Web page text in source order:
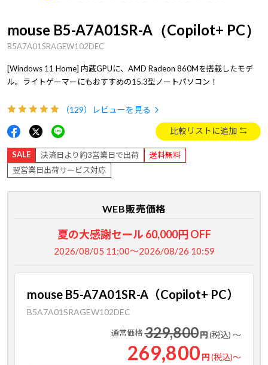
mouse B5-A7A01SR-A（Copilot+ PC）
B5A7A01SRAGEW102DEC
[Windows 11 Home] 内蔵GPUに、AMD Radeon 860Mを搭載したモデ
ル。ライトゲーマーにもおすすめの15.3型ノートパソコン！
（129） レビューを見る
比較リストに追加
SALE 決済日より約3営業日で出荷
送料無料
翌営業日出荷サービス対応
WEB販売価格
夏の大感謝セール 60,000円 OFF
2026/08/05 11:00～2026/08/26 10:59
mouse B5-A7A01SR-A（Copilot+ PC）
B5A7A01SRAGEW102DEC
通常価格 329,800円(税込) ～
269,800 円(税込)～